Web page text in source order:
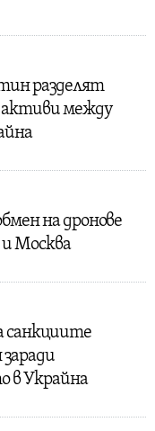
разделят
активи между
на дронове
Москва
санкциите
в Украйна